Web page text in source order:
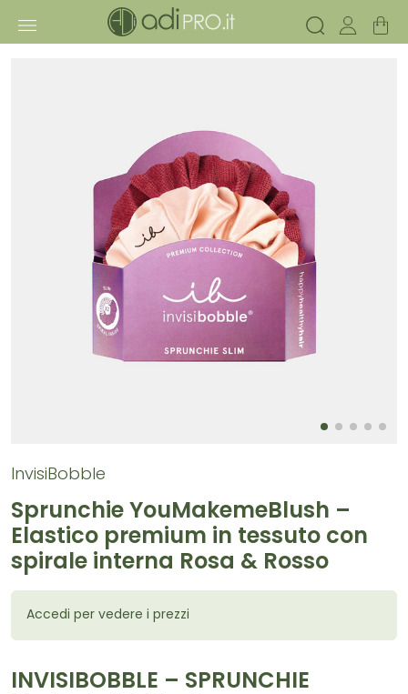
InvisiBobble
Sprunchie YouMakemeBlush –
Elastico premium in tessuto con
spirale interna Rosa & Rosso
Accedi per vedere i prezzi
INVISIBOBBLE – SPRUNCHIE